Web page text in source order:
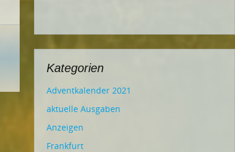
Kategorien
Adventkalender 2021
aktuelle Ausgaben
Anzeigen
Frankfurt